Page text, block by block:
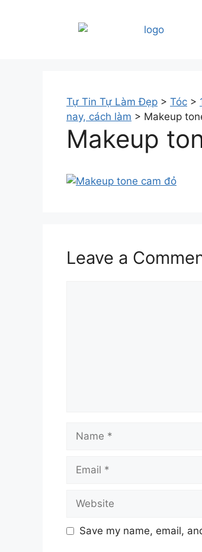
Tự Tin Tự Làm Đẹp > Tóc >
nay, cách làm > Makeup
Makeup
Leave a
Save my name, email,